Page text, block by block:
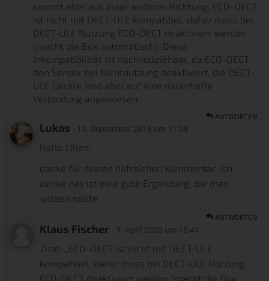
kommt aber aus einer anderen Richtung, ECO-DECT
ist nicht mit DECT-ULE kompatibel, daher muss bei
DECT-ULE Nutzung ECO-DECT deaktiviert werden
(macht die Box automatisch). Diese
Inkompatibilität ist nachvollziehbar, da ECO-DECT
den Sender bei Nichtnutzung deaktiviert, die DECT-
ULE Geräte sind aber auf eine dauerhafte
Verbindung angewiesen.
ANTWORTEN
Lukas · 15. September 2018 um 11:08
Hallo Lilien,
danke für deinen hilfreichen Kommentar. Ich
denke das ist eine gute Ergänzung, die man
wissen sollte.
ANTWORTEN
Klaus Fischer · 9. April 2020 um 15:41
Zitat: „ECO-DECT ist nicht mit DECT-ULE
kompatibel, daher muss bei DECT-ULE Nutzung
ECO-DECT deaktiviert werden (macht die Box